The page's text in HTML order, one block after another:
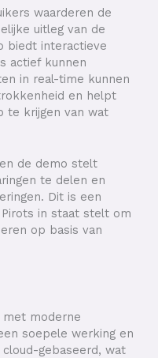
waarderen de
uitleg van de
biedt interactieve
actief kunnen
in real-time kunnen
en helpt
te krijgen van wat
de demo stelt
te delen en
Dit is een
in staat stelt om
op basis van
moderne
soepele werking en
gebaseerd, wat